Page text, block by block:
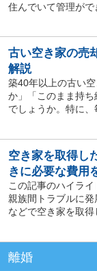
住んでいて管理がで
古い空き家の売
解説
築40年以上の古い
か」「このまま持
でしょうか。特に
空き家を取得し
きに必要な費用
この記事のハイラ
親族間トラブルに
などで空き家を取
離婚